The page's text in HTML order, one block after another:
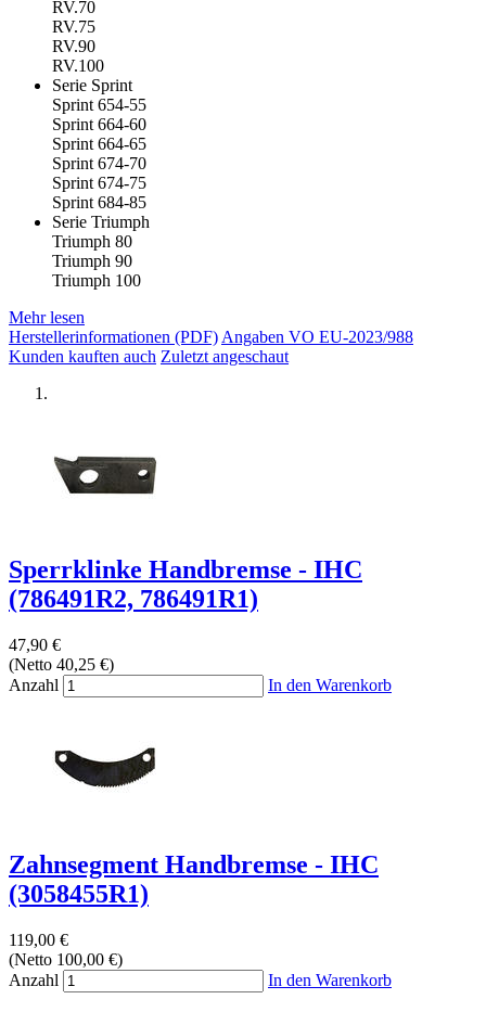
RV.70
RV.75
RV.90
RV.100
Serie Sprint
Sprint 654-55
Sprint 664-60
Sprint 664-65
Sprint 674-70
Sprint 674-75
Sprint 684-85
Serie Triumph
Triumph 80
Triumph 90
Triumph 100
Mehr lesen
Herstellerinformationen (PDF)Angaben VO EU-2023/988
Kunden kauften auch Zuletzt angeschaut
Sperrklinke Handbremse - IHC
(786491R2, 786491R1)
47,90 €
(Netto 40,25 €)
Anzahl
In den Warenkorb
Zahnsegment Handbremse - IHC
(3058455R1)
119,00 €
(Netto 100,00 €)
Anzahl
In den Warenkorb